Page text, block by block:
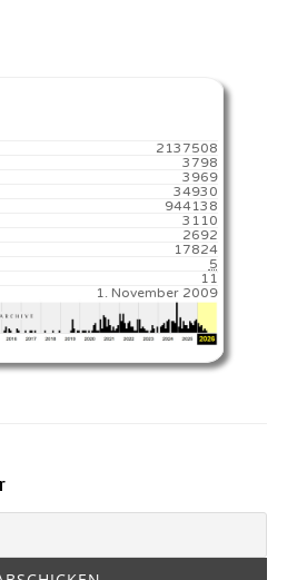
2137508
3798
3969
34930
944138
3110️
2692
17824️
5
11
1. November 2009